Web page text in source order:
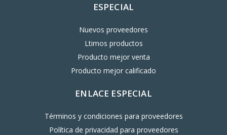
ESPECIAL
Nuevos proveedores
Ltimos productos
Producto mejor venta
Producto mejor calificado
ENLACE ESPECIAL
Términos y condiciones para proveedores
Política de privacidad para proveedores